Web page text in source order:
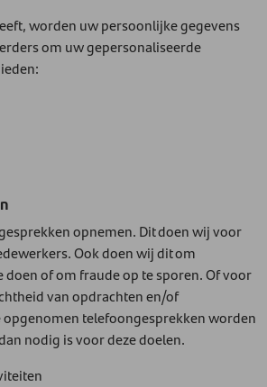
worden uw persoonlijke gegevens
om uw gepersonaliseerde
opnemen. Dit doen wij voor
Ook doen wij dit om
of om fraude op te sporen. Of voor
van opdrachten en/of
telefoongesprekken worden
nodig is voor deze doelen.